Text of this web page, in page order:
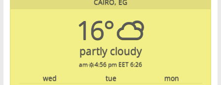
16°
partly cloudy
6:26 am
4:56 pm EET
mon
tue
wed